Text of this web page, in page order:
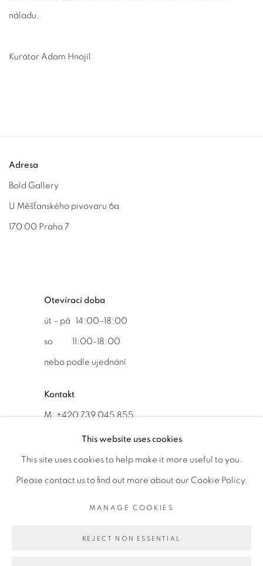
náladu.
Kurátor Adam Hnojil
Adresa
Bold Gallery
U Měšťanského pivovaru 6a
170 00 Praha 7
Otevírací doba
út – pá 14:00–18:00
so 11:00-18:00
nebo podle ujednání
Kontakt
M: +420 739 045 855
info@boldgallery.art
AUTORSKÁ PRÁVA VYHRAZENA © 2026 BOLD GALLERY
This website uses cookies
This site uses cookies to help make it more useful to you.
Please contact us to find out more about our Cookie Policy.
MANAGE COOKIES
REJECT NON ESSENTIAL